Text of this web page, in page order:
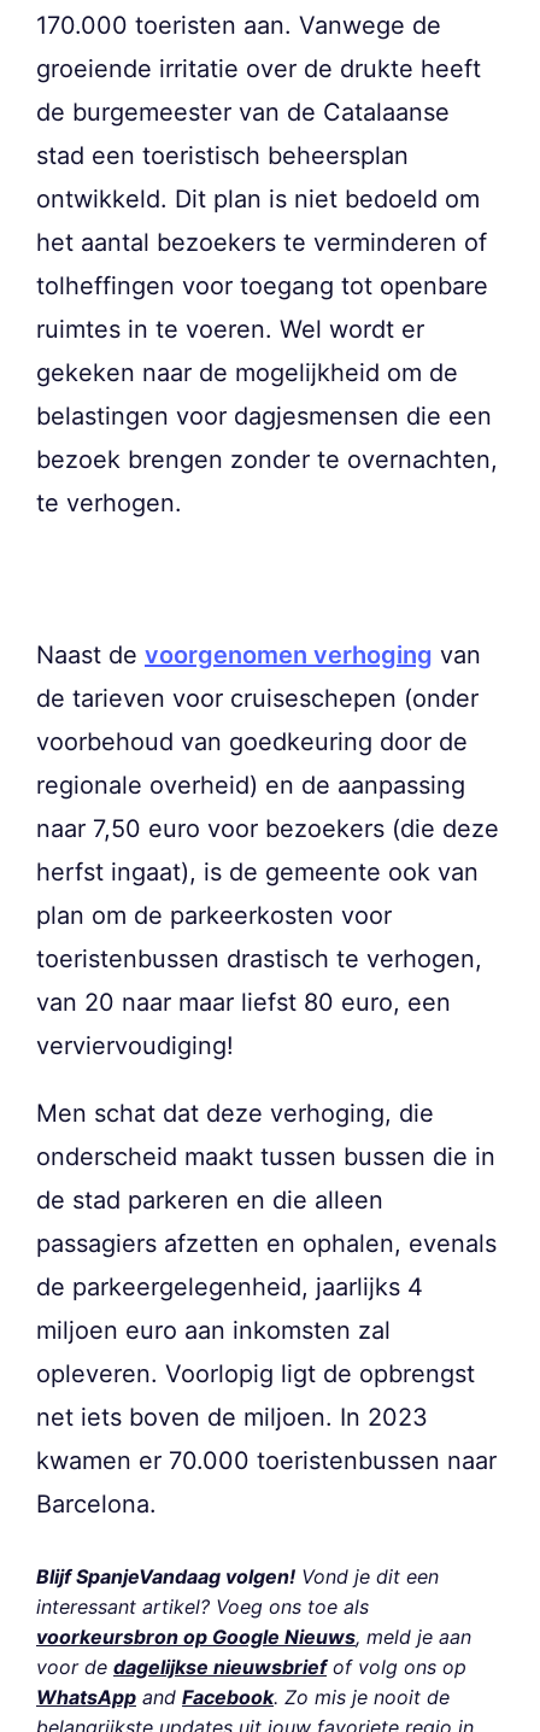
170.000 toeristen aan. Vanwege de
groeiende irritatie over de drukte heeft
de burgemeester van de Catalaanse
stad een toeristisch beheersplan
ontwikkeld. Dit plan is niet bedoeld om
het aantal bezoekers te verminderen of
tolheffingen voor toegang tot openbare
ruimtes in te voeren. Wel wordt er
gekeken naar de mogelijkheid om de
belastingen voor dagjesmensen die een
bezoek brengen zonder te overnachten,
te verhogen.
Naast de voorgenomen verhoging van
de tarieven voor cruiseschepen (onder
voorbehoud van goedkeuring door de
regionale overheid) en de aanpassing
naar 7,50 euro voor bezoekers (die deze
herfst ingaat), is de gemeente ook van
plan om de parkeerkosten voor
toeristenbussen drastisch te verhogen,
van 20 naar maar liefst 80 euro, een
verviervoudiging!
Men schat dat deze verhoging, die
onderscheid maakt tussen bussen die in
de stad parkeren en die alleen
passagiers afzetten en ophalen, evenals
de parkeergelegenheid, jaarlijks 4
miljoen euro aan inkomsten zal
opleveren. Voorlopig ligt de opbrengst
net iets boven de miljoen. In 2023
kwamen er 70.000 toeristenbussen naar
Barcelona.
Blijf SpanjeVandaag volgen! Vond je dit een
interessant artikel? Voeg ons toe als
voorkeursbron op Google Nieuws, meld je aan
voor de dagelijkse nieuwsbriefof volg ons op
WhatsApp and Facebook. Zo mis je nooit de